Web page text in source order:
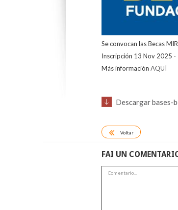
Se convocan las Becas
Inscripción 13 Nov 2025 -
Más información AQUÍ
Descargar bases-
Voltar
FAI UN